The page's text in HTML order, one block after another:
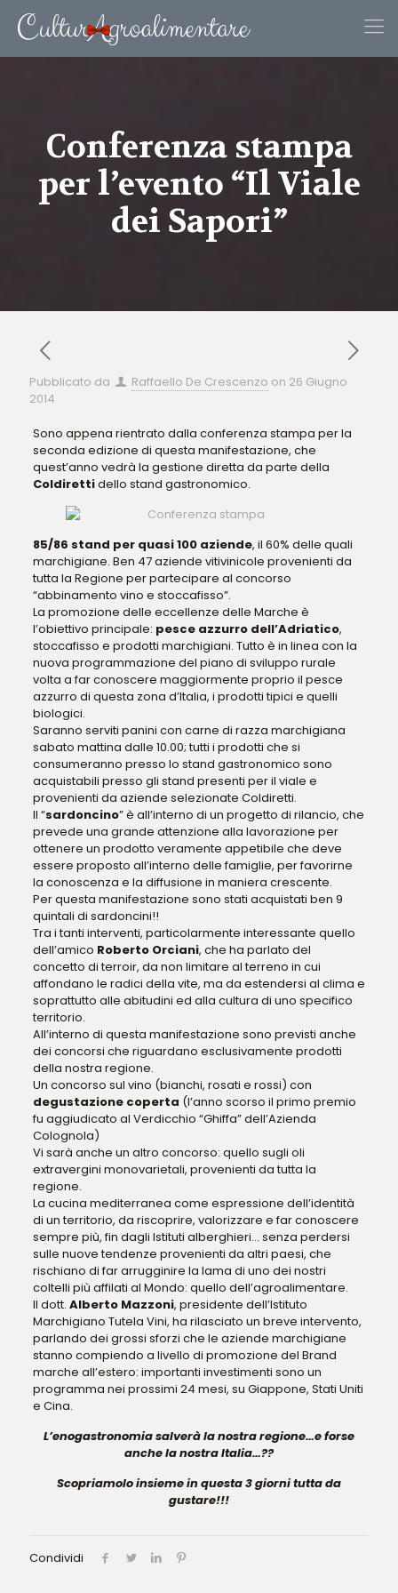
Conferenza stampa
per l’evento “Il Viale
dei Sapori”
Pubblicato da Raffaello De Crescenzo on 26 Giugno
2014
Sono appena rientrato dalla conferenza stampa per la
seconda edizione di questa manifestazione, che
quest’anno vedrà la gestione diretta da parte della
Coldirettidello stand gastronomico.
85/86 stand per quasi 100 aziende, il 60% delle quali
marchigiane. Ben 47 aziende vitivinicole provenienti da
tutta la Regione per partecipare al concorso
“abbinamento vino e stoccafisso”.
La promozione delle eccellenze delle Marche è
l’obiettivo principale: pesce azzurro dell’Adriatico,
stoccafisso e prodotti marchigiani. Tutto è in linea con la
nuova programmazione del piano di sviluppo rurale
volta a far conoscere maggiormente proprio il pesce
azzurro di questa zona d’Italia, i prodotti tipici e quelli
biologici.
Saranno serviti panini con carne di razza marchigiana
sabato mattina dalle 10.00; tutti i prodotti che si
consumeranno presso lo stand gastronomico sono
acquistabili presso gli stand presenti per il viale e
provenienti da aziende selezionate Coldiretti.
Il “sardoncino” è all’interno di un progetto di rilancio, che
prevede una grande attenzione alla lavorazione per
ottenere un prodotto veramente appetibile che deve
essere proposto all’interno delle famiglie, per favorirne
la conoscenza e la diffusione in maniera crescente.
Per questa manifestazione sono stati acquistati ben 9
quintali di sardoncini!!
Tra i tanti interventi, particolarmente interessante quello
dell’amico Roberto Orciani, che ha parlato del
concetto di terroir, da non limitare al terreno in cui
affondano le radici della vite, ma da estendersi al clima e
soprattutto alle abitudini ed alla cultura di uno specifico
territorio.
All’interno di questa manifestazione sono previsti anche
dei concorsi che riguardano esclusivamente prodotti
della nostra regione.
Un concorso sul vino (bianchi, rosati e rossi) con
degustazione coperta (l’anno scorso il primo premio
fu aggiudicato al Verdicchio “Ghiffa” dell’Azienda
Colognola)
Vi sarà anche un altro concorso: quello sugli oli
extravergini monovarietali, provenienti da tutta la
regione.
La cucina mediterranea come espressione dell’identità
di un territorio, da riscoprire, valorizzare e far conoscere
sempre più, fin dagli Istituti alberghieri… senza perdersi
sulle nuove tendenze provenienti da altri paesi, che
rischiano di far arrugginire la lama di uno dei nostri
coltelli più affilati al Mondo: quello dell’agroalimentare.
Il dott. Alberto Mazzoni, presidente dell’Istituto
Marchigiano Tutela Vini, ha rilasciato un breve intervento,
parlando dei grossi sforzi che le aziende marchigiane
stanno compiendo a livello di promozione del Brand
marche all’estero: importanti investimenti sono un
programma nei prossimi 24 mesi, su Giappone, Stati Uniti
e Cina.
L’enogastronomia salverà la nostra regione…e forse
anche la nostra Italia…??
Scopriamolo insieme in questa 3 giorni tutta da
gustare!!!
Condividi